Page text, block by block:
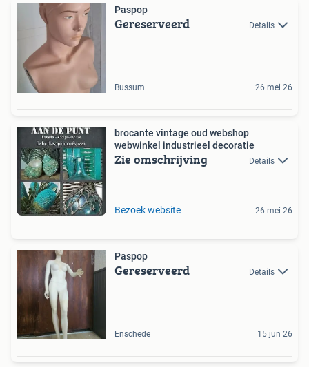
Paspop
Gereserveerd Details
Bussum 26 mei 26
brocante vintage oud webshop
webwinkel industrieel decoratie
Zie omschrijving Details
Bezoek website 26 mei 26
Paspop
Gereserveerd Details
Enschede 15 jun 26